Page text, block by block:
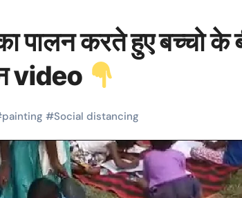
करते हुए बच्चो के
video
painting #Social distancing